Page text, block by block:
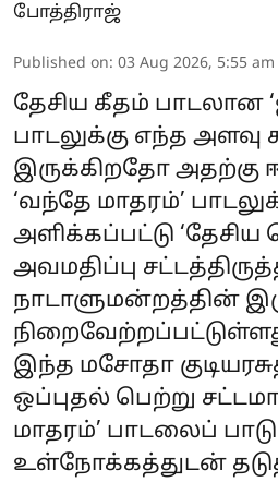
போத்திராஜ்
Published on: 03 Aug 2026, 5:55 am
தேசிய கீதம்
பாடலுக்கு எந்த அளவு
இருக்கிறதோ அதற்கு
‘வந்தே மாதரம்’
அளிக்கப்பட்டு
அவமதிப்பு
நாடாளுமன்றத்தின்
இந்த மசோதா
ஒப்புதல் பெற்று
மாதரம்’ பாடலைப்
உள்நோக்கத்துடன்